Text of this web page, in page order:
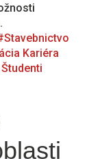
Kariéra
Študenti